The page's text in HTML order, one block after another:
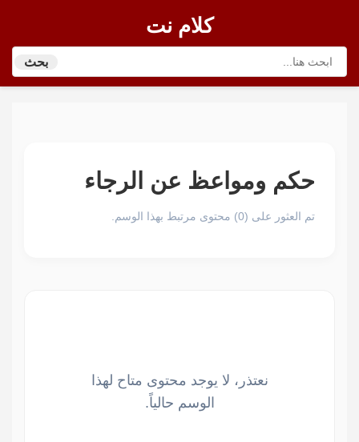
كلام نت
بحث
حكم ومواعظ عن الرجاء
تم العثور على (0) محتوى مرتبط بهذا الوسم.
نعتذر، لا يوجد محتوى متاح لهذا
الوسم حالياً.